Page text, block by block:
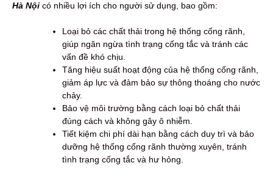
Hà Nội có nhiều lợi ích cho người sử dụng, bao gồm:
Loại bỏ các chất thải trong hệ thống cống rãnh,
giúp ngăn ngừa tình trạng cống tắc và tránh các
vấn đề khó chịu.
Tăng hiệu suất hoạt động của hệ thống cống rãnh,
giảm áp lực và đảm bảo sự thông thoáng cho nước
chảy.
Bảo vệ môi trường bằng cách loại bỏ chất thải
đúng cách và không gây ô nhiễm.
Tiết kiệm chi phí dài hạn bằng cách duy trì và bảo
dưỡng hệ thống cống rãnh thường xuyên, tránh
tình trạng cống tắc và hư hỏng.